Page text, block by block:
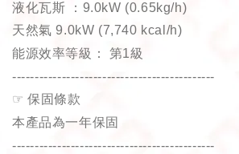
液化瓦斯 ： 9.0kW (0.65kg/h)
天然氣 9.0kW (7,740 kcal/h)
能源效率等級 ： 第1級
---------------------------------------------
☞ 保固條款
本產品為一年保固
---------------------------------------------